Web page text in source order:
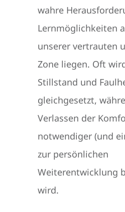
wahre
Lernmöglichkeiten
unserer vertrauten
Zone liegen. Oft
Stillstand und
gleichgesetzt,
Verlassen der
notwendiger (und
zur persönlichen
Weiterentwicklung
wird.